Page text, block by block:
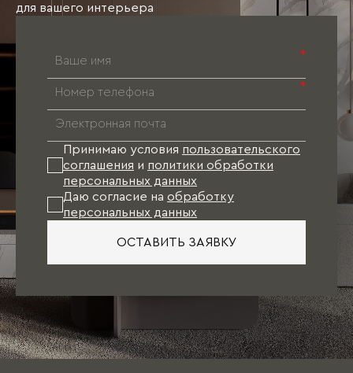
для вашего интерьера
*
*
Принимаю условия пользовательского
соглашения и политики обработки
персональных данных
Даю согласие на обработку
персональных данных
ОСТАВИТЬ ЗАЯВКУ